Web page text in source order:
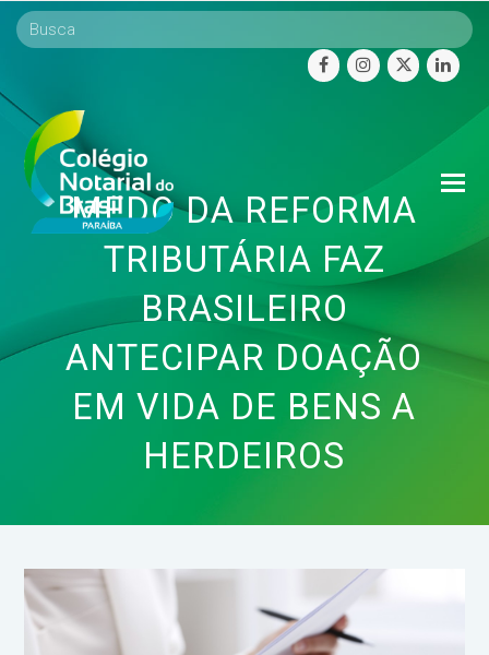
facebookinstagram
twitter
MEDO DA REFORMA
TRIBUTÁRIA FAZ
BRASILEIRO
ANTECIPAR DOAÇÃO
EM VIDA DE BENS A
HERDEIROS